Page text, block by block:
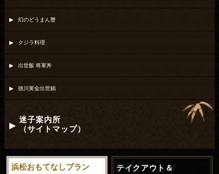
幻のどうまん蟹
クジラ料理
出世飯 将軍丼
徳川黄金出世鍋
迷子案内所
（サイトマップ）
浜松おもてなしプラン
テイクアウト＆